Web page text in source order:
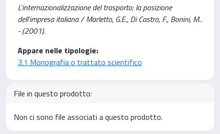
L’internazionalizzazione del trasporto: la posizione
dell’impresa italiana / Marletto, G.E., Di Castro, F., Bonini, M..
- (2001).
Appare nelle tipologie:
3.1 Monografia o trattato scientifico
File in questo prodotto:
Non ci sono file associati a questo prodotto.